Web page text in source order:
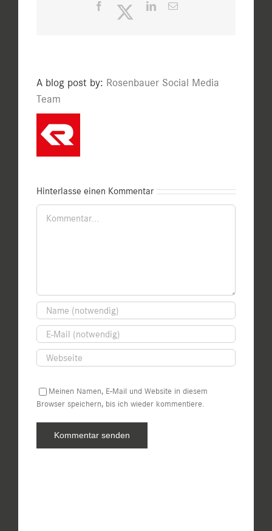
Facebook TwitterLinkedIn
E-
A blog post by: Rosenbauer Social Media
Team
Hinterlasse einen Kommentar
Kommentar
Meinen Namen, E-Mail und Website in diesem
Browser speichern, bis ich wieder kommentiere.